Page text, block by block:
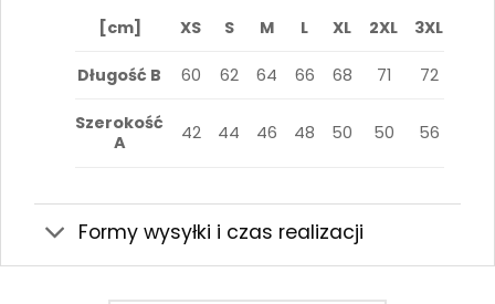
[cm] XS S M L XL 2XL 3XL
Długość B 60 62 64 66 68 71 72
Szerokość
A
42 44 46 48 50 50 56
Formy wysyłki i czas realizacji